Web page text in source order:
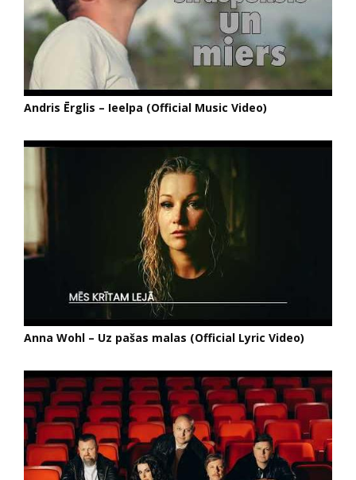
Andris Ērglis – Ieelpa (Official Music Video)
Anna Wohl – Uz pašas malas (Official Lyric Video)